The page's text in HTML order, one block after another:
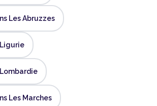
Les Abruzzes
Les Marches